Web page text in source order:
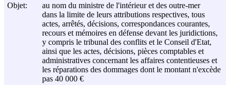
Objet:
au nom du ministre de l'intérieur et des outre-mer
dans la limite de leurs attributions respectives, tous
actes, arrêtés, décisions, correspondances courantes,
recours et mémoires en défense devant les juridictions,
y compris le tribunal des conflits et le Conseil d'Etat,
ainsi que les actes, décisions, pièces comptables et
administratives concernant les affaires contentieuses et
les réparations des dommages dont le montant n'excède
pas 40 000 €